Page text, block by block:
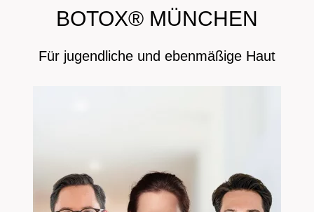
BOTOX® MÜNCHEN
Für jugendliche und ebenmäßige Haut